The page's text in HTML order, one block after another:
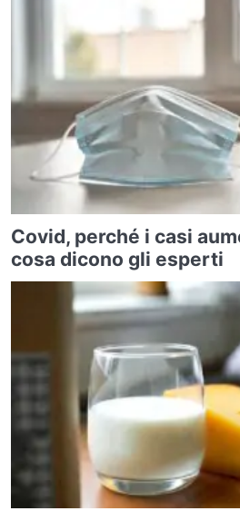
Covid, perché i casi
cosa dicono gli esperti